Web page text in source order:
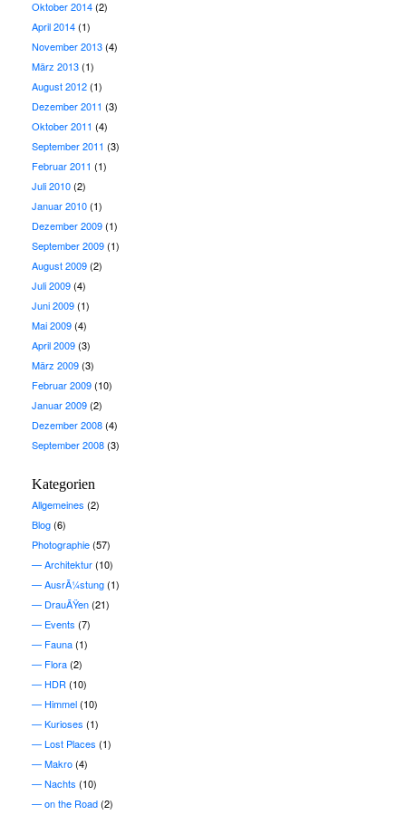
Oktober 2014(2)
April 2014(1)
November 2013(4)
März 2013(1)
August 2012(1)
Dezember 2011 (3)
Oktober 2011 (4)
September 2011 (3)
Februar 2011 (1)
Juli 2010(2)
Januar 2010(1)
Dezember 2009(1)
September 2009(1)
August 2009(2)
Juli 2009(4)
Juni 2009(1)
Mai 2009(4)
April 2009(3)
März 2009(3)
Februar 2009(10)
Januar 2009(2)
Dezember 2008(4)
September 2008(3)
Kategorien
Allgemeines (2)
Blog(6)
Photographie(57)
Architektur(10)
AusrÃ¼stung(1)
DrauÃŸen(21)
Events (7)
Fauna(1)
Flora(2)
HDR (10)
Himmel(10)
Kurioses (1)
Lost Places (1)
Makro(4)
Nachts (10)
on the Road(2)